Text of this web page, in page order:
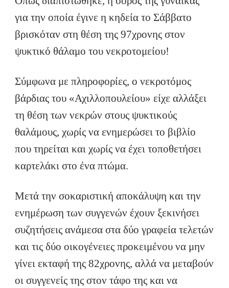
για την οποία έγινε η κηδεία το Σάββατο
βρισκόταν στη θέση της 97χρονης στον
ψυκτικό θάλαμο του νεκροτομείου!
Σύμφωνα με πληροφορίες, ο νεκροτόμος
βάρδιας του «Αχιλλοπουλείου» είχε αλλάξει
τη θέση των νεκρών στους ψυκτικούς
θαλάμους, χωρίς να ενημερώσει το βιβλίο
που τηρείται και χωρίς να έχει τοποθετήσει
καρτελάκι στο ένα πτώμα.
Μετά την σοκαριστική αποκάλυψη και την
ενημέρωση των συγγενών έχουν ξεκινήσει
συζητήσεις ανάμεσα στα δύο γραφεία τελετών
και τις δύο οικογένειες προκειμένου να μην
γίνει εκταφή της 82χρονης, αλλά να μεταβούν
οι συγγενείς της στον τάφο της και να